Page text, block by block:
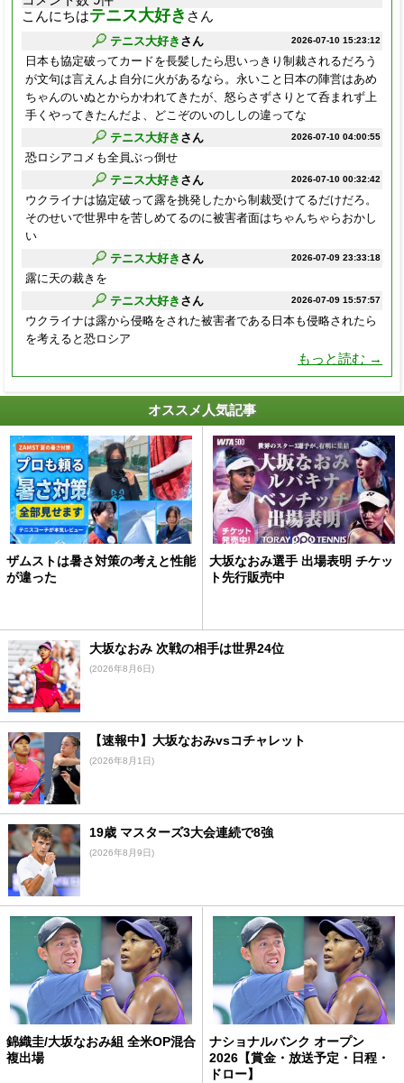
こんにちはテニス大好き さん
2026-07-10 15:23:12
テニス大好き さん
日本も協定破ってカードを長髪したら思いっきり制裁されるだろう
が文句は言えんよ自分に火があるなら。永いこと日本の陣営はあめ
ちゃんのいぬとからかわれてきたが、怒らさずさりとて呑まれず上
手くやってきたんだよ、どこぞのいのししの違ってな
2026-07-10 04:00:55
テニス大好き さん
恐ロシアコメも全員ぶっ倒せ
2026-07-10 00:32:42
テニス大好き さん
ウクライナは協定破って露を挑発したから制裁受けてるだけだろ。
そのせいで世界中を苦しめてるのに被害者面はちゃんちゃらおかし
い
2026-07-09 23:33:18
テニス大好き さん
露に天の裁きを
2026-07-09 15:57:57
テニス大好き さん
ウクライナは露から侵略をされた被害者である日本も侵略されたら
を考えると恐ロシア
もっと読む →
オススメ人気記事
ザムストは暑さ対策の考えと性能
が違った
大坂なおみ選手 出場表明 チケッ
ト先行販売中
大坂なおみ 次戦の相手は世界24位
(2026年8月6日)
【速報中】大坂なおみvsコチャレット
(2026年8月1日)
19歳 マスターズ3大会連続で8強
(2026年8月9日)
錦織圭/大坂なおみ組 全米OP混合
複出場
ナショナルバンク オープン
2026【賞金・放送予定・日程・
ドロー】